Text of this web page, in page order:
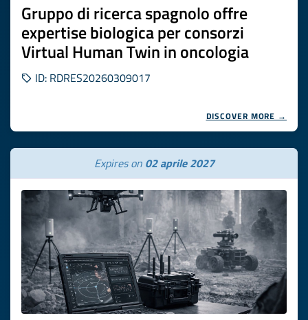
Gruppo di ricerca spagnolo offre
expertise biologica per consorzi
Virtual Human Twin in oncologia
ID: RDRES20260309017
DISCOVER MORE →
Expires on 02 aprile 2027